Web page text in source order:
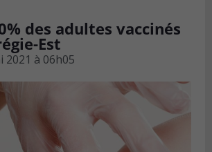
des adultes vaccinés
Est
2021 à 06h05